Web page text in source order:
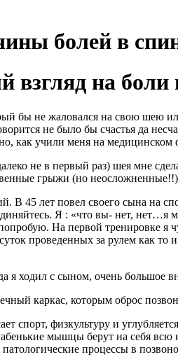
болей в
на боли
бы не жаловался на свою шею
не было бы счастья да
как учили меня на
не в первый раз) шея мне
грыжи (но
В 45 лет повел своего сына на
Я : «что вы- нет,
На первой тренировке
проведенных за рулем как
я ходил с сыном, очень большое
каркас, которым оброс
спорт, физкультуру и
мышцы берут на себя
процессы в